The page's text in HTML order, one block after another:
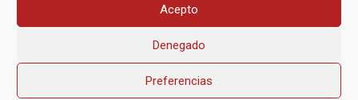
Acepto
Denegado
Preferencias